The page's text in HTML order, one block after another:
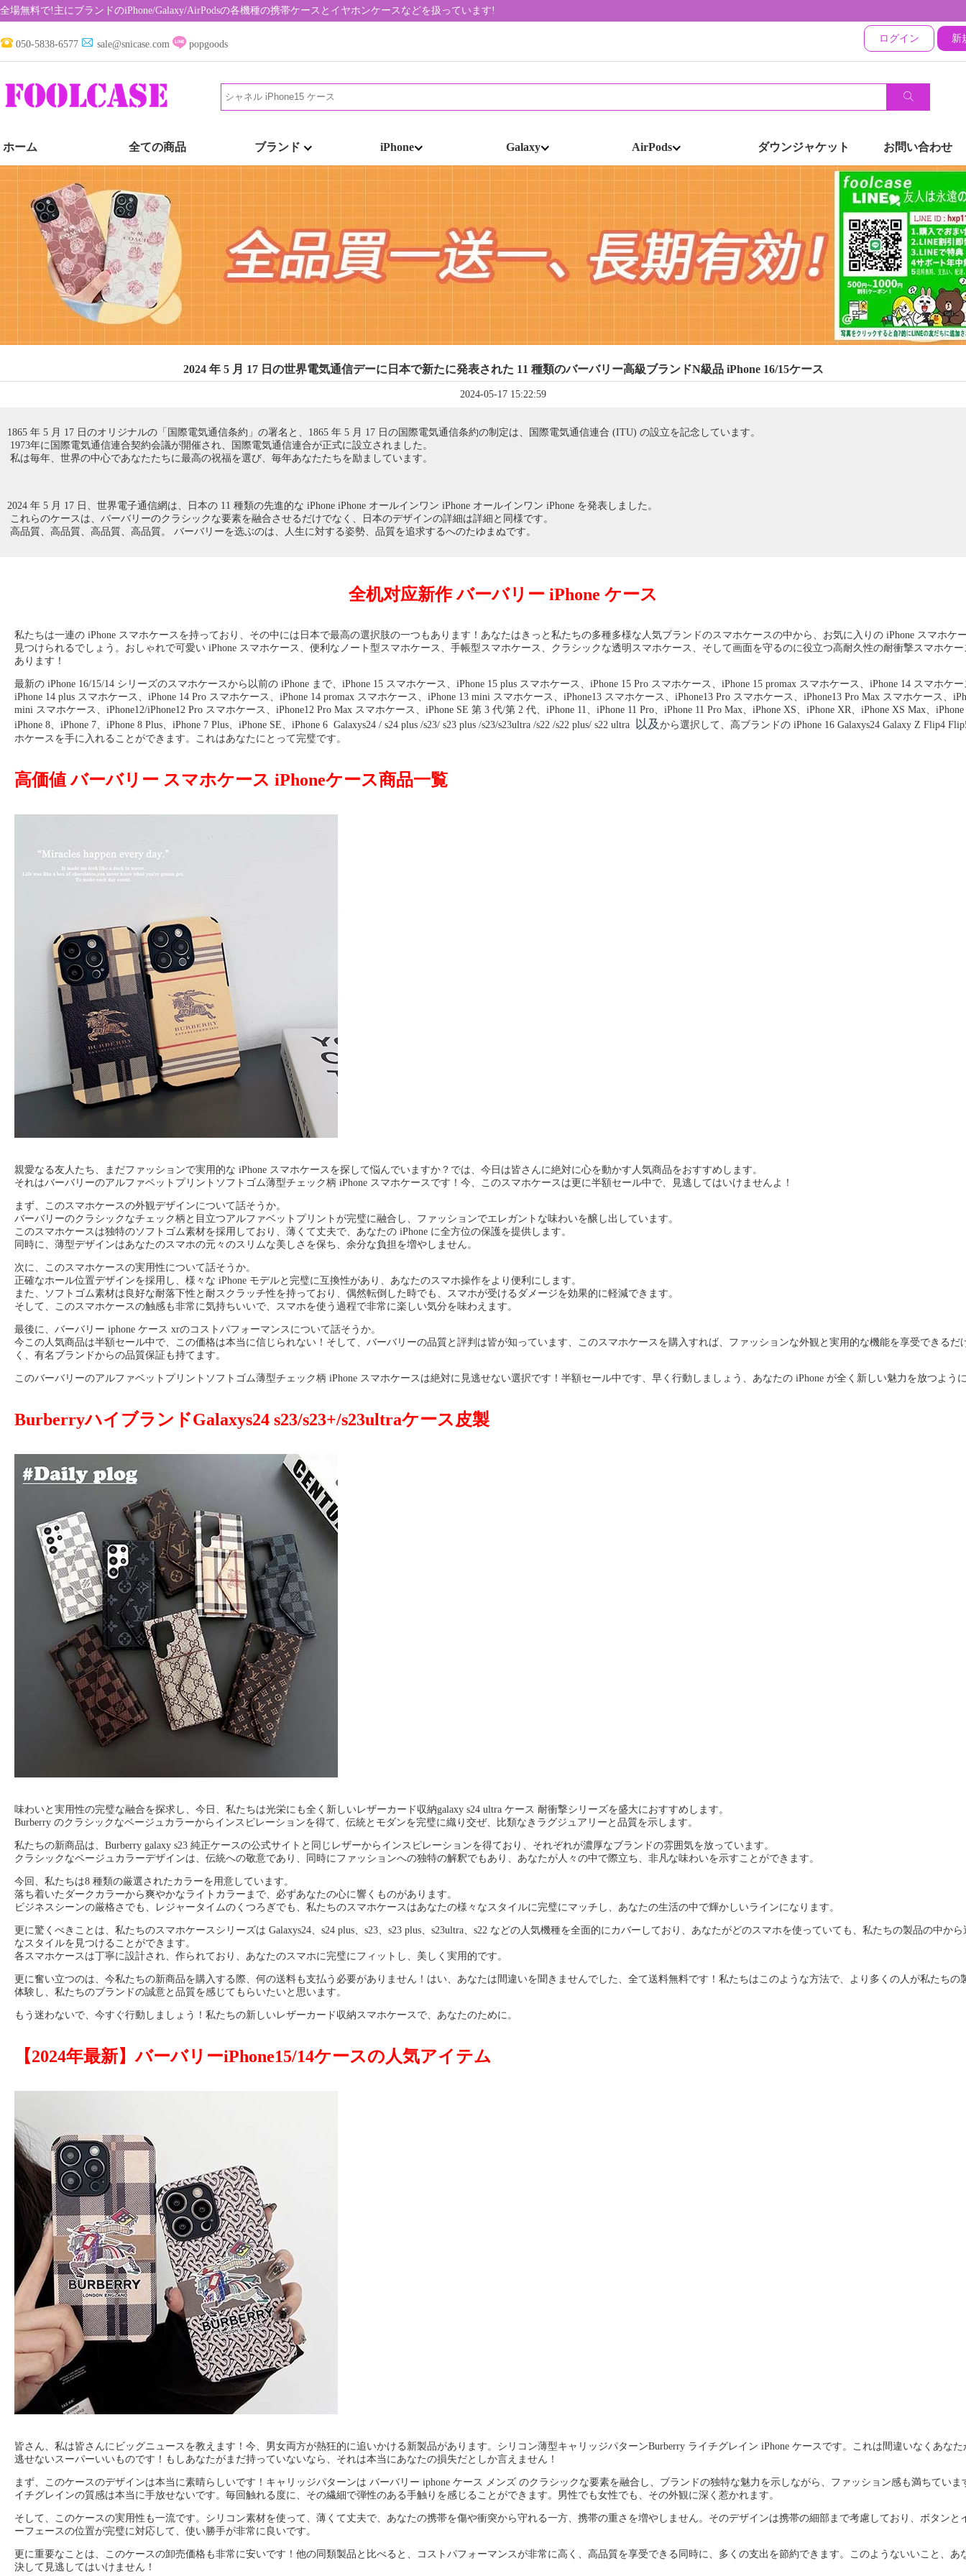
全場無料で!主にブランドのiPhone/Galaxy/AirPodsの各機種の携帯ケースとイヤホンケースなどを扱っています!
050-5838-6577 sale@snicase.com popgoods
ログイン 新
ホーム 全ての商品 ブランド iPhone Galaxy AirPods ダウンジャケット お問い合わせ
2024 年 5 月 17 日の世界電気通信デーに日本で新たに発表された 11 種類のバーバリー高級ブランドN級品 iPhone 16/15ケース
2024-05-17 15:22:59
1865 年 5 月 17 日のオリジナルの「国際電気通信条約」の署名と、1865 年 5 月 17 日の国際電気通信条約の制定は、国際電気通信連合 (ITU) の設立を記念しています。
1973年に国際電気通信連合契約会議が開催され、国際電気通信連合が正式に設立されました。
私は毎年、世界の中心であなたたちに最高の祝福を選び、毎年あなたたちを励ましています。
2024 年 5 月 17 日、世界電子通信網は、日本の 11 種類の先進的な iPhone iPhone オールインワン iPhone オールインワン iPhone を発表しました。
これらのケースは、バーバリーのクラシックな要素を融合させるだけでなく、日本のデザインの詳細は詳細と同様です。
高品質、高品質、高品質、高品質。 バーバリーを选ぶのは、人生に対する姿勢、品質を追求するへのたゆまぬです。
全机对应新作 バーバリー iPhone ケース
私たちは一連の iPhone スマホケースを持っており、その中には日本で最高の選択肢の一つもあります！あなたはきっと私たちの多種多様な人気ブランドのスマホケースの中から、お気に入りの iPhone スマホケ
見つけられるでしょう。おしゃれで可愛い iPhone スマホケース、便利なノート型スマホケース、手帳型スマホケース、クラシックな透明スマホケース、そして画面を守るのに役立つ高耐久性の耐衝撃スマホケー
あります！
最新の iPhone 16/15/14 シリーズのスマホケースから以前の iPhone まで、iPhone 15 スマホケース、iPhone 15 plus スマホケース、iPhone 15 Pro スマホケース、iPhone 15 promax スマホケース、iPhone 14 スマホケ
iPhone 14 plus スマホケース、iPhone 14 Pro スマホケース、iPhone 14 promax スマホケース、iPhone 13 mini スマホケース、iPhone13 スマホケース、iPhone13 Pro スマホケース、iPhone13 Pro Max スマホケース、
mini スマホケース、iPhone12/iPhone12 Pro スマホケース、iPhone12 Pro Max スマホケース、iPhone SE 第 3 代/第 2 代、iPhone 11、iPhone 11 Pro、iPhone 11 Pro Max、iPhone XS、iPhone XR、iPhone XS Max、
iPhone 8、iPhone 7、iPhone 8 Plus、iPhone 7 Plus、iPhone SE、iPhone 6 Galaxys24 / s24 plus /s23/ s23 plus /s23/s23ultra /s22 /s22 plus/ s22 ultra 以及 から選択して、高ブランドの iPhone 16 Galaxys24 Galaxy Z Flip4
ホケースを手に入れることができます。これはあなたにとって完璧です。
高価値 バーバリー スマホケース iPhoneケース商品一覧
親愛なる友人たち、まだファッションで実用的な iPhone スマホケースを探して悩んでいますか？では、今日は皆さんに絶対に心を動かす人気商品をおすすめします。
それはバーバリーのアルファベットプリントソフトゴム薄型チェック柄 iPhone スマホケースです！今、このスマホケースは更に半額セール中で、見逃してはいけませんよ！
まず、このスマホケースの外観デザインについて話そうか。
バーバリーのクラシックなチェック柄と目立つアルファベットプリントが完璧に融合し、ファッションでエレガントな味わいを醸し出しています。
このスマホケースは独特のソフトゴム素材を採用しており、薄くて丈夫で、あなたの iPhone に全方位の保護を提供します。
同時に、薄型デザインはあなたのスマホの元々のスリムな美しさを保ち、余分な負担を増やしません。
次に、このスマホケースの実用性について話そうか。
正確なホール位置デザインを採用し、様々な iPhone モデルと完璧に互換性があり、あなたのスマホ操作をより便利にします。
また、ソフトゴム素材は良好な耐落下性と耐スクラッチ性を持っており、偶然転倒した時でも、スマホが受けるダメージを効果的に軽減できます。
そして、このスマホケースの触感も非常に気持ちいいで、スマホを使う過程で非常に楽しい気分を味わえます。
最後に、バーバリー iphone ケース xrのコストパフォーマンスについて話そうか。
今この人気商品は半額セール中で、この価格は本当に信じられない！そして、バーバリーの品質と評判は皆が知っています、このスマホケースを購入すれば、ファッションな外観と実用的な機能を享受できるだ
く、有名ブランドからの品質保証も持てます。
このバーバリーのアルファベットプリントソフトゴム薄型チェック柄 iPhone スマホケースは絶対に見逃せない選択です！半額セール中です、早く行動しましょう、あなたの iPhone が全く新しい魅力を放つよう
BurberryハイブランドGalaxys24 s23/s23+/s23ultraケース皮製
味わいと実用性の完璧な融合を探求し、今日、私たちは光栄にも全く新しいレザーカード収納galaxy s24 ultra ケース 耐衝撃シリーズを盛大におすすめします。
Burberry のクラシックなベージュカラーからインスピレーションを得て、伝統とモダンを完璧に織り交ぜ、比類なきラグジュアリーと品質を示します。
私たちの新商品は、Burberry galaxy s23 純正ケースの公式サイトと同じレザーからインスピレーションを得ており、それぞれが濃厚なブランドの雰囲気を放っています。
クラシックなベージュカラーデザインは、伝統への敬意であり、同時にファッションへの独特の解釈でもあり、あなたが人々の中で際立ち、非凡な味わいを示すことができます。
今回、私たちは8 種類の厳選されたカラーを用意しています。
落ち着いたダークカラーから爽やかなライトカラーまで、必ずあなたの心に響くものがあります。
ビジネスシーンの厳格さでも、レジャータイムのくつろぎでも、私たちのスマホケースはあなたの様々なスタイルに完璧にマッチし、あなたの生活の中で輝かしいラインになります。
更に驚くべきことは、私たちのスマホケースシリーズは Galaxys24、s24 plus、s23、s23 plus、s23ultra、s22 などの人気機種を全面的にカバーしており、あなたがどのスマホを使っていても、私たちの製品の中から
なスタイルを見つけることができます。
各スマホケースは丁寧に設計され、作られており、あなたのスマホに完璧にフィットし、美しく実用的です。
更に奮い立つのは、今私たちの新商品を購入する際、何の送料も支払う必要がありません！はい、あなたは間違いを聞きませんでした、全て送料無料です！私たちはこのような方法で、より多くの人が私たちの
体験し、私たちのブランドの誠意と品質を感じてもらいたいと思います。
もう迷わないで、今すぐ行動しましょう！私たちの新しいレザーカード収納スマホケースで、あなたのために。
【2024年最新】バーバリーiPhone15/14ケースの人気アイテム
皆さん、私は皆さんにビッグニュースを教えます！今、男女両方が熱狂的に追いかける新製品があります。シリコン薄型キャリッジパターンBurberry ライチグレイン iPhone ケースです。これは間違いなくあなた
逃せないスーパーいいものです！もしあなたがまだ持っていないなら、それは本当にあなたの損失だとしか言えません！
まず、このケースのデザインは本当に素晴らしいです！キャリッジパターンは バーバリー iphone ケース メンズ のクラシックな要素を融合し、ブランドの独特な魅力を示しながら、ファッション感も満ちていま
イチグレインの質感は本当に手放せないです。毎回触れる度に、その繊細で弾性のある手触りを感じることができます。男性でも女性でも、その外観に深く惹かれます。
そして、このケースの実用性も一流です。シリコン素材を使って、薄くて丈夫で、あなたの携帯を傷や衝突から守れる一方、携帯の重さを増やしません。そのデザインは携帯の細部まで考慮しており、ボタンと
ーフェースの位置が完璧に対応して、使い勝手が非常に良いです。
更に重要なことは、このケースの卸売価格も非常に安いです！他の同類製品と比べると、コストパフォーマンスが非常に高く、高品質を享受できる同時に、多くの支出を節約できます。このようないいこと、あ
決して見逃してはいけません！